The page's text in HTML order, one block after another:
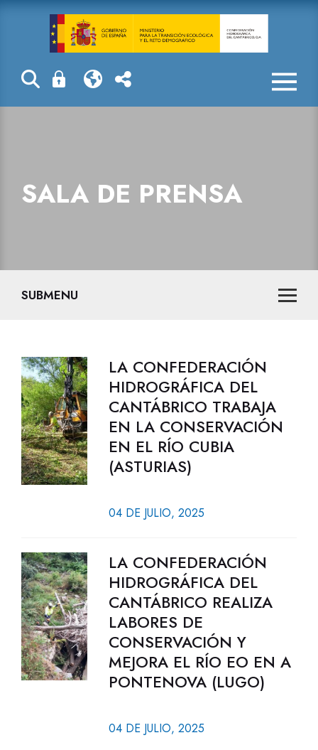
Sala de prensa
SALA DE PRENSA
SUBMENU
LA CONFEDERACIÓN
HIDROGRÁFICA DEL
CANTÁBRICO TRABAJA
EN LA CONSERVACIÓN
EN EL RÍO CUBIA
(ASTURIAS)
04 DE JULIO, 2025
LA CONFEDERACIÓN
HIDROGRÁFICA DEL
CANTÁBRICO REALIZA
LABORES DE
CONSERVACIÓN Y
MEJORA EL RÍO EO EN A
PONTENOVA (LUGO)
04 DE JULIO, 2025